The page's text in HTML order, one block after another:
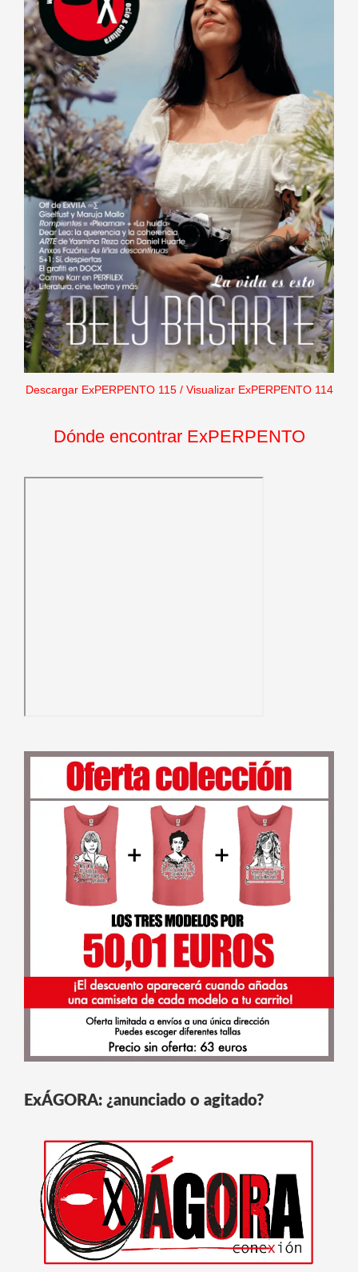
Descargar ExPERPENTO 115/ Visualizar ExPERPENTO 114
Dónde encontrar ExPERPENTO
ExÁGORA: ¿anunciado o agitado?